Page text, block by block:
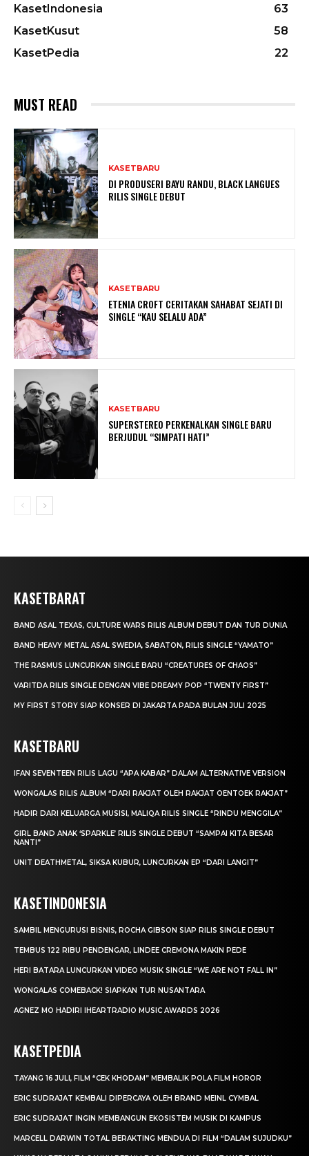
KasetIndonesia
63
KasetKusut
58
KasetPedia
22
MUST READ
KASETBARU
DI PRODUSERI BAYU RANDU, BLACK LANGUES
RILIS SINGLE DEBUT
KASETBARU
ETENIA CROFT CERITAKAN SAHABAT SEJATI DI
SINGLE “KAU SELALU ADA”
KASETBARU
SUPERSTEREO PERKENALKAN SINGLE BARU
BERJUDUL “SIMPATI HATI”
KASETBARAT
BAND ASAL TEXAS, CULTURE WARS RILIS ALBUM DEBUT DAN TUR DUNIA
BAND HEAVY METAL ASAL SWEDIA, SABATON, RILIS SINGLE “YAMATO”
THE RASMUS LUNCURKAN SINGLE BARU “CREATURES OF CHAOS”
VARITDA RILIS SINGLE DENGAN VIBE DREAMY POP “TWENTY FIRST”
MY FIRST STORY SIAP KONSER DI JAKARTA PADA BULAN JULI 2025
KASETBARU
IFAN SEVENTEEN RILIS LAGU “APA KABAR” DALAM ALTERNATIVE VERSION
WONGALAS RILIS ALBUM “DARI RAKJAT OLEH RAKJAT OENTOEK RAKJAT”
HADIR DARI KELUARGA MUSISI, MALIQA RILIS SINGLE “RINDU MENGGILA”
GIRL BAND ANAK ‘SPARKLE’ RILIS SINGLE DEBUT “SAMPAI KITA BESAR
NANTI”
UNIT DEATHMETAL, SIKSA KUBUR, LUNCURKAN EP “DARI LANGIT”
KASETINDONESIA
SAMBIL MENGURUSI BISNIS, ROCHA GIBSON SIAP RILIS SINGLE DEBUT
TEMBUS 122 RIBU PENDENGAR, LINDEE CREMONA MAKIN PEDE
HERI BATARA LUNCURKAN VIDEO MUSIK SINGLE “WE ARE NOT FALL IN”
WONGALAS COMEBACK! SIAPKAN TUR NUSANTARA
AGNEZ MO HADIRI IHEARTRADIO MUSIC AWARDS 2026
KASETPEDIA
TAYANG 16 JULI, FILM “CEK KHODAM” MEMBALIK POLA FILM HOROR
ERIC SUDRAJAT KEMBALI DIPERCAYA OLEH BRAND MEINL CYMBAL
ERIC SUDRAJAT INGIN MEMBANGUN EKOSISTEM MUSIK DI KAMPUS
MARCELL DARWIN TOTAL BERAKTING MENDUA DI FILM “DALAM SUJUDKU”